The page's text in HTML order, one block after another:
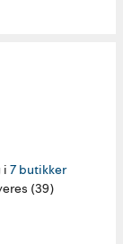
i 7 butikker
(39)